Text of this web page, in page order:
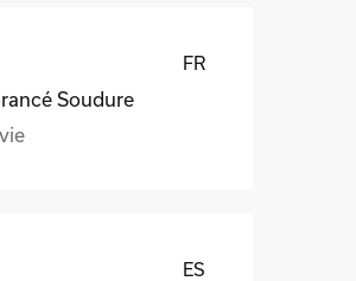
FR
Soudure
ES